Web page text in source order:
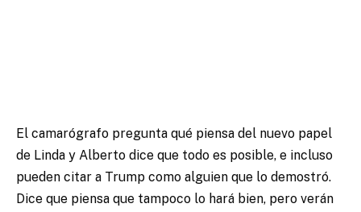
El camarógrafo pregunta qué piensa del nuevo papel
de Linda y Alberto dice que todo es posible, e incluso
pueden citar a Trump como alguien que lo demostró.
Dice que piensa que tampoco lo hará bien, pero verán